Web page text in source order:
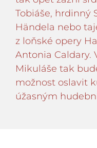
Tobiáše, hrdinný
Händela nebo
z loňské opery
Antonia Caldary.
Mikuláše tak
možnost oslavit
úžasným